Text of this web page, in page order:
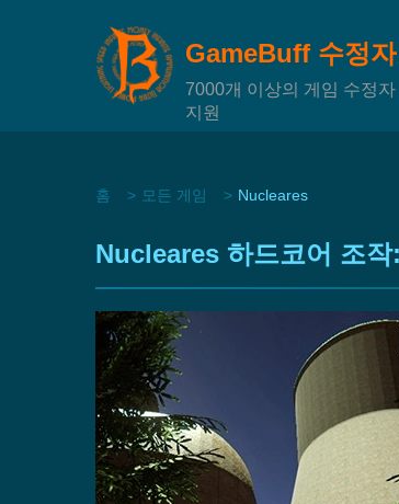
GameBuff 수정자
7000개 이상의 게임 수정자
지원
홈 모든 게임 Nucleares
Nucleares 하드코어 조